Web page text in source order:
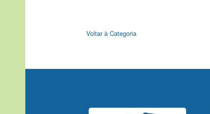
Voltar à Categoria